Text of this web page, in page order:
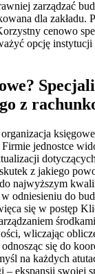
zarządzać
dla zakładu.
cenowo
opcję
z
jednostce
z jakiego
najwyższym
odniesieniu do
się w postęp
wliczając
się do
na każdych
ekspansji swojej